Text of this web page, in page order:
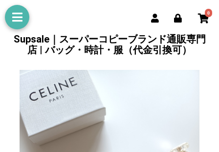
0
Supsale｜スーパーコピーブランド通販専門
店 | バッグ・時計・服（代金引換可）